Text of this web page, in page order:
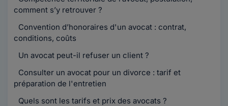
comment s’y retrouver ?
Convention d’honoraires d'un avocat : contrat,
conditions, coûts
Un avocat peut-il refuser un client ?
Consulter un avocat pour un divorce : tarif et
préparation de l'entretien
Quels sont les tarifs et prix des avocats ?